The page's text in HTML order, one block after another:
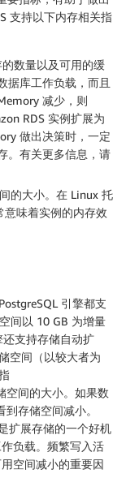
支持以下内存相关指
数量以及可用的缓
据库工作负载，而且
减少，则
RDS 实例扩展为
做出决策时，一定
。有关更多信息，请
的大小。在 Linux 托
意味着实例的内存效
引擎都支
间以 10 GB 为增量
支持存储自动扩
空间（以较大者为
空间的大小。如果数
存储空间减小。
扩展存储的一个好机
负载。频繁写入活
空间减小的重要因